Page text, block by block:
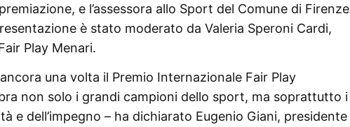
e l’assessora allo Sport del Comune di Firenze
è stato moderato da Valeria Speroni Cardi,
Play Menari.
una volta il Premio Internazionale Fair Play
non solo i grandi campioni dello sport, ma soprattutto i
e dell’impegno – ha dichiarato Eugenio Giani, presidente